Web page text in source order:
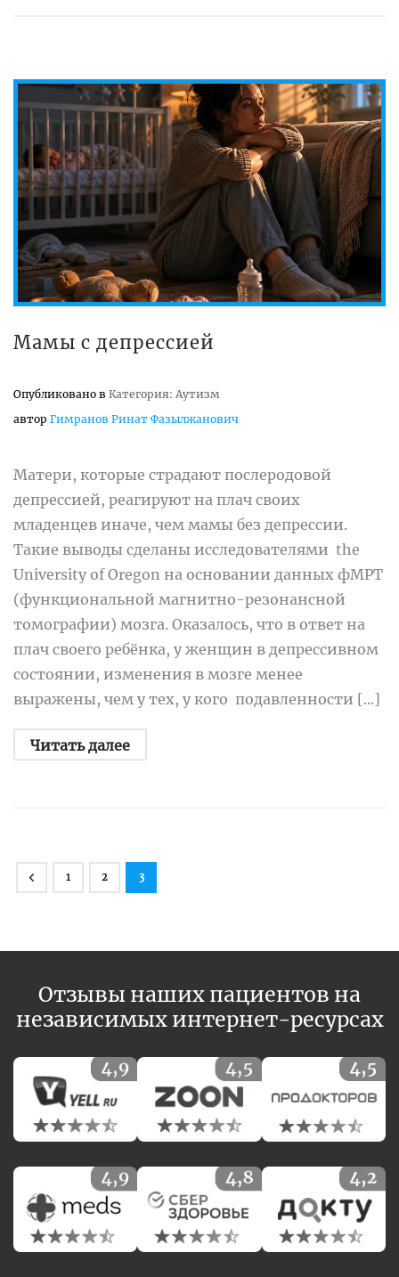
Мамы с депрессией
Опубликовано в Категория: Аутизм
автор Гимранов Ринат Фазылжанович
Матери, которые страдают послеродовой
депрессией, реагируют на плач своих
младенцев иначе, чем мамы без депрессии.
Такие выводы сделаны исследователями the
University of Oregon на основании данных фМРТ
(функциональной магнитно-резонансной
томографии) мозга. Оказалось, что в ответ на
плач своего ребёнка, у женщин в депрессивном
состоянии, изменения в мозге менее
выражены, чем у тех, у кого подавленности [...]
Читать далее
1 2 3
Отзывы наших пациентов на
независимых интернет-ресурсах